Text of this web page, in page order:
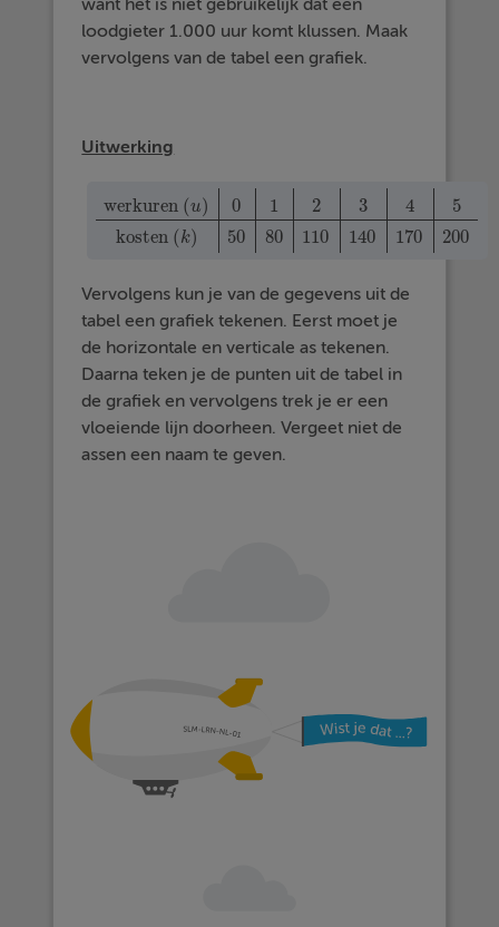
want het is niet gebruikelijk dat een
loodgieter 1.000 uur komt klussen. Maak
vervolgens van de tabel een grafiek.
Uitwerking
werkuren (u)
kosten (k)
0
50
1
80
2
110
3
140
4
170
5
200
werkuren(u)012345kosten(k)5080110140170200
Vervolgens kun je van de gegevens uit de
tabel een grafiek tekenen. Eerst moet je
de horizontale en verticale as tekenen.
Daarna teken je de punten uit de tabel in
de grafiek en vervolgens trek je er een
vloeiende lijn doorheen. Vergeet niet de
assen een naam te geven.